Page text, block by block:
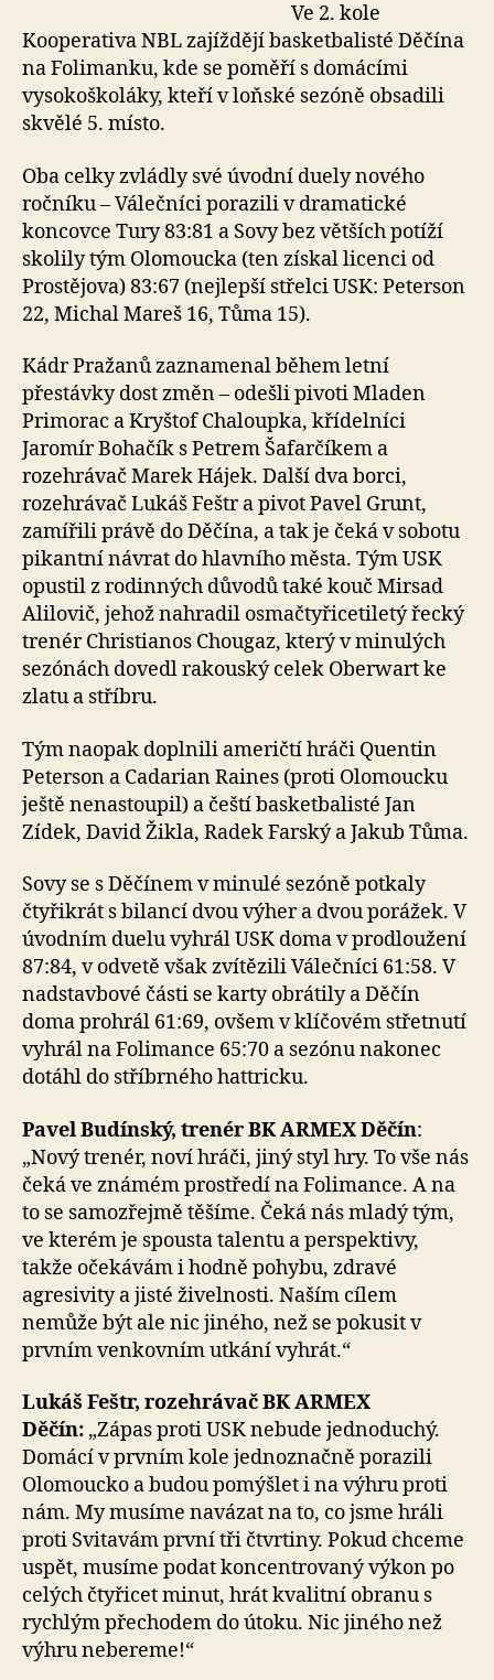
Ve 2. kole
Kooperativa NBL zajíždějí basketbalisté Děčína
na Folimanku, kde se poměří s domácími
vysokoškoláky, kteří v loňské sezóně obsadili
skvělé 5. místo.
Oba celky zvládly své úvodní duely nového
ročníku – Válečníci porazili v dramatické
koncovce Tury 83:81 a Sovy bez větších potíží
skolily tým Olomoucka (ten získal licenci od
Prostějova) 83:67 (nejlepší střelci USK: Peterson
22, Michal Mareš 16, Tůma 15).
Kádr Pražanů zaznamenal během letní
přestávky dost změn – odešli pivoti Mladen
Primorac a Kryštof Chaloupka, křídelníci
Jaromír Bohačík s Petrem Šafarčíkem a
rozehrávač Marek Hájek. Další dva borci,
rozehrávač Lukáš Feštr a pivot Pavel Grunt,
zamířili právě do Děčína, a tak je čeká v sobotu
pikantní návrat do hlavního města. Tým USK
opustil z rodinných důvodů také kouč Mirsad
Alilovič, jehož nahradil osmačtyřicetiletý řecký
trenér Christianos Chougaz, který v minulých
sezónách dovedl rakouský celek Oberwart ke
zlatu a stříbru.
Tým naopak doplnili američtí hráči Quentin
Peterson a Cadarian Raines (proti Olomoucku
ještě nenastoupil) a čeští basketbalisté Jan
Zídek, David Žikla, Radek Farský a Jakub Tůma.
Sovy se s Děčínem v minulé sezóně potkaly
čtyřikrát s bilancí dvou výher a dvou porážek. V
úvodním duelu vyhrál USK doma v prodloužení
87:84, v odvetě však zvítězili Válečníci 61:58. V
nadstavbové části se karty obrátily a Děčín
doma prohrál 61:69, ovšem v klíčovém střetnutí
vyhrál na Folimance 65:70 a sezónu nakonec
dotáhl do stříbrného hattricku.
Pavel Budínský, trenér BK ARMEX Děčín:
„Nový trenér, noví hráči, jiný styl hry. To vše nás
čeká ve známém prostředí na Folimance. A na
to se samozřejmě těšíme. Čeká nás mladý tým,
ve kterém je spousta talentu a perspektivy,
takže očekávám i hodně pohybu, zdravé
agresivity a jisté živelnosti. Naším cílem
nemůže být ale nic jiného, než se pokusit v
prvním venkovním utkání vyhrát.“
Lukáš Feštr, rozehrávač BK ARMEX
Děčín: „Zápas proti USK nebude jednoduchý.
Domácí v prvním kole jednoznačně porazili
Olomoucko a budou pomýšlet i na výhru proti
nám. My musíme navázat na to, co jsme hráli
proti Svitavám první tři čtvrtiny. Pokud chceme
uspět, musíme podat koncentrovaný výkon po
celých čtyřicet minut, hrát kvalitní obranu s
rychlým přechodem do útoku. Nic jiného než
výhru nebereme!“